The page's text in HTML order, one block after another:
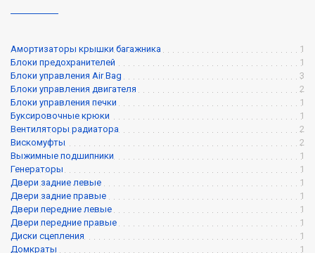
Амортизаторы крышки багажника
1
Блоки предохранителей
1
Блоки управления Air Bag
3
Блоки управления двигателя
2
Блоки управления печки
1
Буксировочные крюки
1
Вентиляторы радиатора
2
Вискомуфты
2
Выжимные подшипники
1
Генераторы
1
Двери задние левые
1
Двери задние правые
1
Двери передние левые
1
Двери передние правые
1
Диски сцепления
1
Домкраты
1